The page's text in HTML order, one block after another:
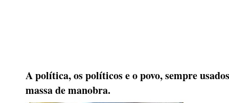
A política, os políticos e o povo, sempre
massa de manobra.